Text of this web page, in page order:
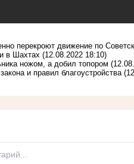
перекроют движение по
в Шахтах (12.08.2022 18:10)
ножом, а добил топором
и правил благоустройства